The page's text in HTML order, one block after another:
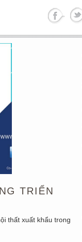
TRIỂN
thất xuất khẩu trong